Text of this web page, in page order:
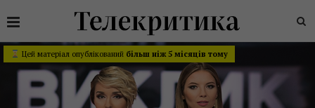
Цей матеріал опублікований більш ніж 5 місяців тому